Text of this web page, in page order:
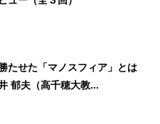
たせた「マノスフィア」とは
郁夫（高千穂大教...